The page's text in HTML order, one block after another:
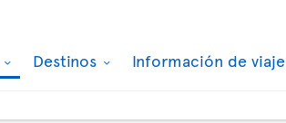
Destinos Información de viaje